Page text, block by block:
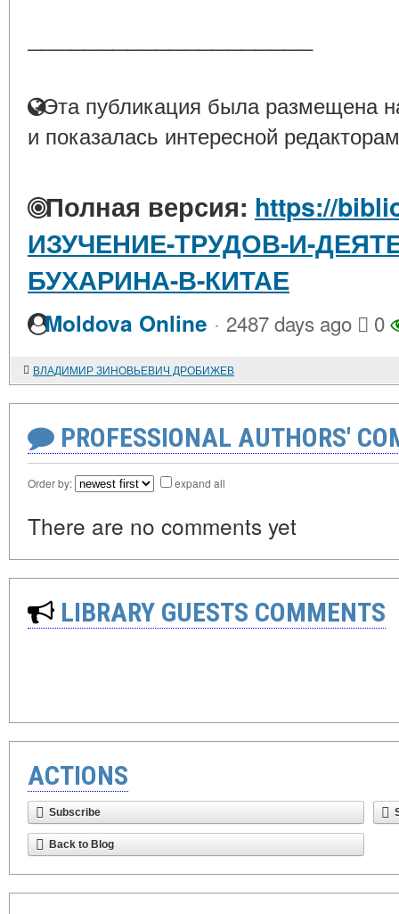
Эта публикация была размещена
и показалась интересной
Полная версия: https://
ИЗУЧЕНИЕ-ТРУДОВ-И-
БУХАРИНА-В-КИТАЕ
Moldova Online · 2487 days ago 0
ВЛАДИМИР ЗИНОВЬЕВИЧ ДРОБИЖЕВ
PROFESSIONAL AUTHORS'
Order by: expand all
There are no comments yet
LIBRARY GUESTS COMMENTS
ACTIONS
Subscribe
Back to Blog